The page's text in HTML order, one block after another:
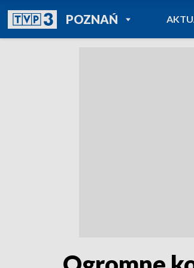
POZNAŃPOWRÓT DO
TVP REGIONY